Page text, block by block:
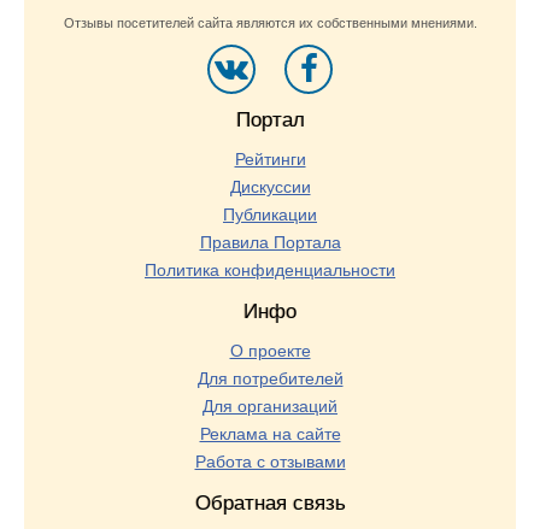
Отзывы посетителей сайта являются их собственными мнениями.
Портал
Рейтинги
Дискуссии
Публикации
Правила Портала
Политика конфиденциальности
Инфо
О проекте
Для потребителей
Для организаций
Реклама на сайте
Работа с отзывами
Обратная связь